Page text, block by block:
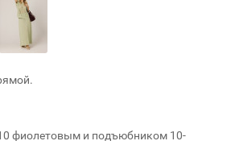
фиолетовым и подъюбником 10-